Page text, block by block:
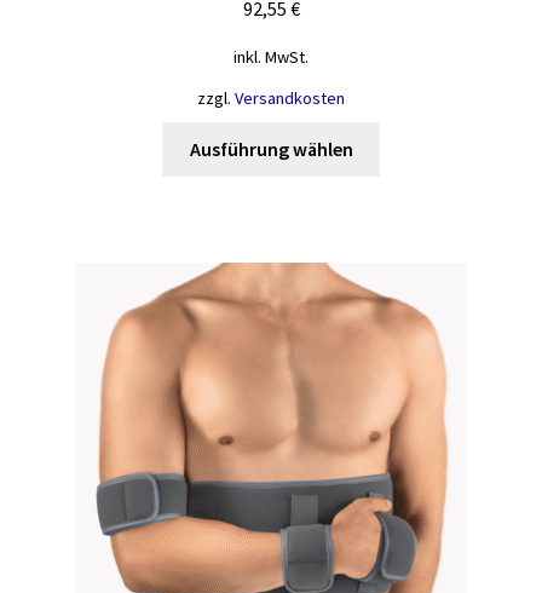
92,55 €
inkl. MwSt.
zzgl. Versandkosten
Ausführung wählen
Die
Optionen
können
auf
der
Produktseite
gewählt
werden